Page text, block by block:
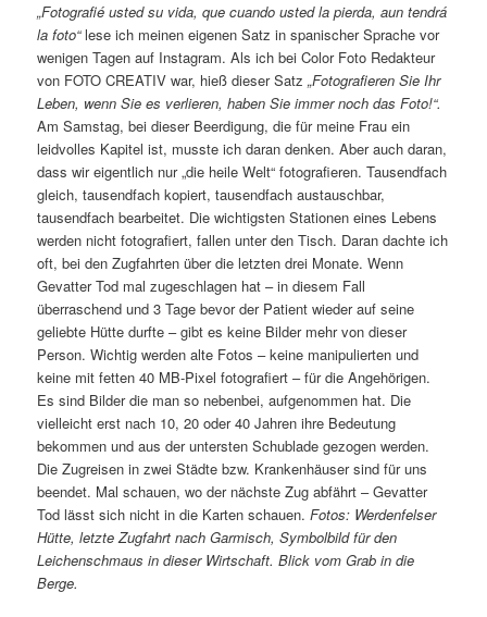
„Fotografié usted su vida, que cuando usted la pierda, aun tendrá
la foto“lese ich meinen eigenen Satz in spanischer Sprache vor
wenigen Tagen auf Instagram. Als ich bei Color Foto Redakteur
von FOTO CREATIV war, hieß dieser Satz„Fotografieren Sie Ihr
Leben, wenn Sie es verlieren, haben Sie immer noch das Foto!“.
Am Samstag, bei dieser Beerdigung, die für meine Frau ein
leidvolles Kapitel ist, musste ich daran denken. Aber auch daran,
dass wir eigentlich nur „die heile Welt“ fotografieren. Tausendfach
gleich, tausendfach kopiert, tausendfach austauschbar,
tausendfach bearbeitet. Die wichtigsten Stationen eines Lebens
werden nicht fotografiert, fallen unter den Tisch. Daran dachte ich
oft, bei den Zugfahrten über die letzten drei Monate. Wenn
Gevatter Tod mal zugeschlagen hat – in diesem Fall
überraschend und 3 Tage bevor der Patient wieder auf seine
geliebte Hütte durfte – gibt es keine Bilder mehr von dieser
Person. Wichtig werden alte Fotos – keine manipulierten und
keine mit fetten 40 MB-Pixel fotografiert – für die Angehörigen.
Es sind Bilder die man so nebenbei, aufgenommen hat. Die
vielleicht erst nach 10, 20 oder 40 Jahren ihre Bedeutung
bekommen und aus der untersten Schublade gezogen werden.
Die Zugreisen in zwei Städte bzw. Krankenhäuser sind für uns
beendet. Mal schauen, wo der nächste Zug abfährt – Gevatter
Tod lässt sich nicht in die Karten schauen. Fotos: Werdenfelser
Hütte, letzte Zugfahrt nach Garmisch, Symbolbild für den
Leichenschmaus in dieser Wirtschaft. Blick vom Grab in die
Berge.